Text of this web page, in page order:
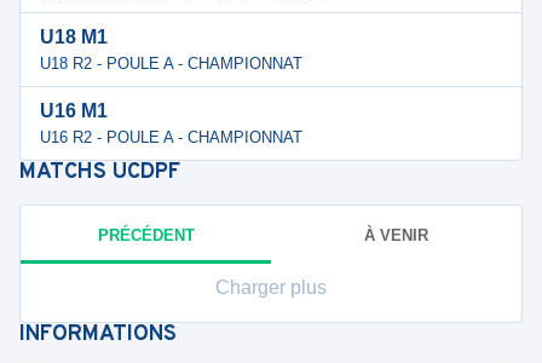
U18 M1
U18 R2 - POULE A - CHAMPIONNAT
U16 M1
U16 R2 - POULE A - CHAMPIONNAT
MATCHS UCDPF
PRÉCÉDENT À VENIR
Charger plus
INFORMATIONS